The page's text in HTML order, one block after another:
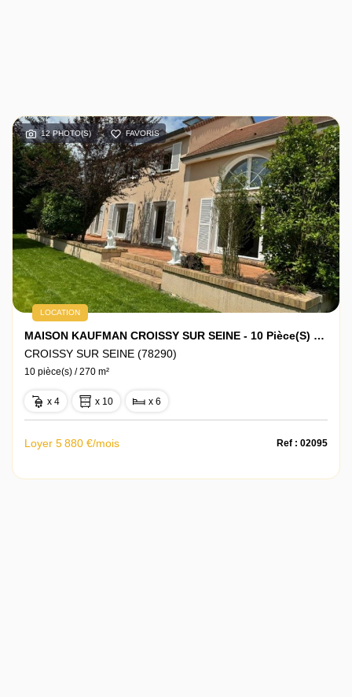
12 PHOTO(S) FAVORIS
LOCATION
MAISON KAUFMAN CROISSY SUR SEINE - 10 Pièce(s) - 270 M2
CROISSY SUR SEINE (78290)
10 pièce(s) / 270 m²
x 4 x 10 x 6
Loyer 5 880 €/mois Ref : 02095